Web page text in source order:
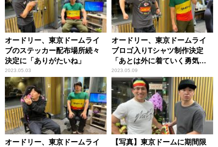
オードリー、東京ドームライ
ブのステッカー配布場所続々
決定に「ありがたいね」
2023.05.03
オードリー、東京ドームライ
ブロゴ入りTシャツ制作決定
「あとは外に着ていく勇気が
あるか」
2023.05.09
オードリー、東京ドームライ
【写真】東京ドームに期間限